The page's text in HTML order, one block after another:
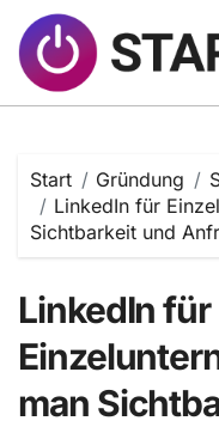
Inhalt
springen
Start Gründung
LinkedIn für
Sichtbarkeit und
LinkedIn für
man